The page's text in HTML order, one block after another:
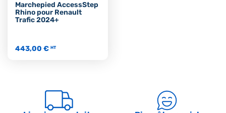
Marchepied AccessStep
Rhino pour Renault
Trafic 2024+
443,00 € HT